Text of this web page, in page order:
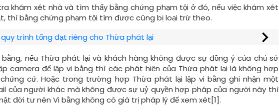
khám xét nhà và tìm thấy bằng chứng phạm tội ở đó, nếu việc khám xét
thì bằng chứng phạm tội tìm được cũng bị loại trừ theo.
trình tống đạt riêng cho Thừa phát lại
nếu Thừa phát lại và khách hàng không được sự đồng ý của chủ sở
camera để lập vi bằng thì các phát hiện của Thừa phát lại là không hợp
cứ. Hoặc trong trường hợp Thừa phát lại lập vi bằng ghi nhận một
của người khác mà không được sự uỷ quyền hợp pháp của người này thì
đời tư nên Vi bằng không có giá trị pháp lý để xem xét[1].